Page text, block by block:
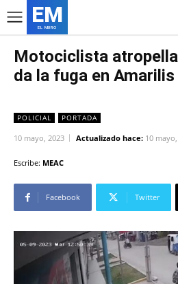
EM
EL MURO
Motociclista
da la fuga en Amarilis
POLICIAL PORTADA
10 mayo, 2023 Actualizado hace: 10
Escribe: MEAC
Facebook Twitter